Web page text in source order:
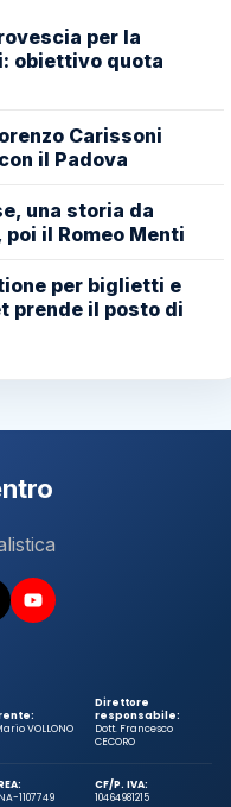
per la
obiettivo quota
Carissoni
il Padova
una storia da
il Romeo Menti
per biglietti e
prende il posto di
VOLLONO
Direttore
responsabile:
Dott. Francesco
CECORO
NA-1107749
CF/P. IVA:
10464981215